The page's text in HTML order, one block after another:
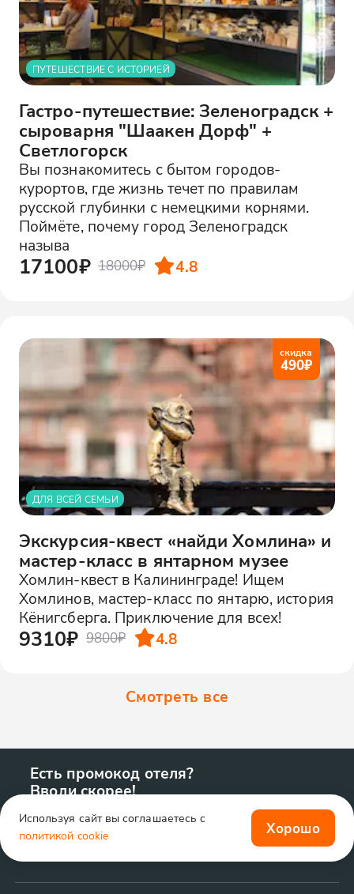
ПУТЕШЕСТВИЕ С ИСТОРИЕЙ
Гастро-путешествие: Зеленоградск +
сыроварня "Шаакен Дорф" +
Светлогорск
Вы познакомитесь с бытом городов-
курортов, где жизнь течет по правилам
русской глубинки с немецкими корнями.
Поймёте, почему город Зеленоградск
называ
17100₽ 18000₽ 4.8
скидка
490₽
ДЛЯ ВСЕЙ СЕМЬИ
Экскурсия-квест «найди Хомлина» и
мастер-класс в янтарном музее
Хомлин-квест в Калининграде! Ищем
Хомлинов, мастер-класс по янтарю, история
Кёнигсберга. Приключение для всех!
9310₽ 9800₽ 4.8
Смотреть все
Есть промокод отеля?
Вводи скорее!
Используя сайт вы соглашаетесь с
политикой cookie
Хорошо